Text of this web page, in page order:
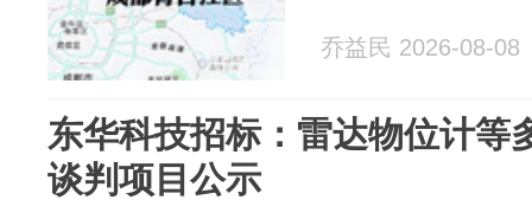
乔益民 2026-08-08
东华科技招标：雷达物位计等
谈判项目公示